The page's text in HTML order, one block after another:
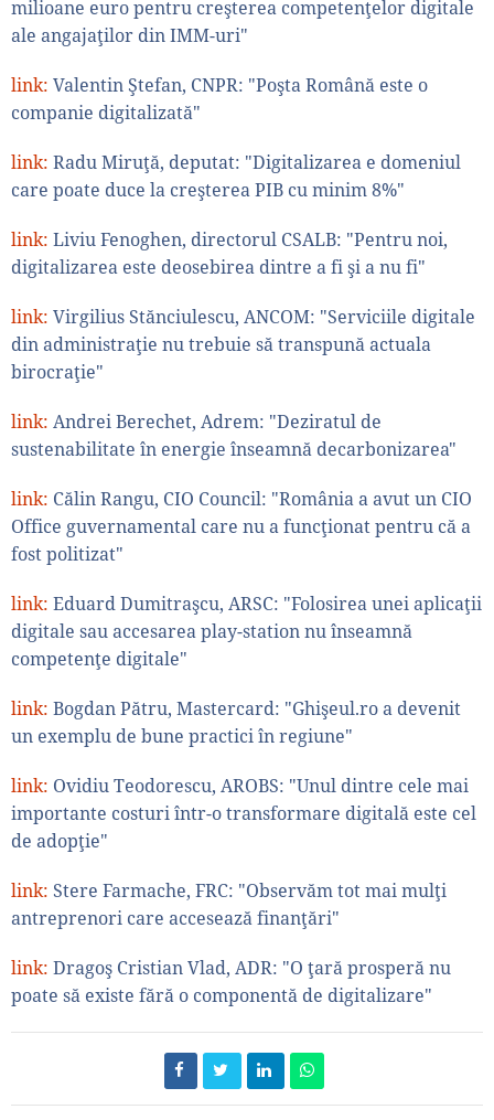
milioane euro pentru creşterea competenţelor digitale
ale angajaţilor din IMM-uri"
link: Valentin Ştefan, CNPR: "Poşta Română este o
companie digitalizată"
link: Radu Miruţă, deputat: "Digitalizarea e domeniul
care poate duce la creşterea PIB cu minim 8%"
link: Liviu Fenoghen, directorul CSALB: "Pentru noi,
digitalizarea este deosebirea dintre a fi şi a nu fi"
link: Virgilius Stănciulescu, ANCOM: "Serviciile digitale
din administraţie nu trebuie să transpună actuala
birocraţie"
link: Andrei Berechet, Adrem: "Deziratul de
sustenabilitate în energie înseamnă decarbonizarea"
link: Călin Rangu, CIO Council: "România a avut un CIO
Office guvernamental care nu a funcţionat pentru că a
fost politizat"
link: Eduard Dumitraşcu, ARSC: "Folosirea unei aplicaţii
digitale sau accesarea play-station nu înseamnă
competenţe digitale"
link: Bogdan Pătru, Mastercard: "Ghişeul.ro a devenit
un exemplu de bune practici în regiune"
link: Ovidiu Teodorescu, AROBS: "Unul dintre cele mai
importante costuri într-o transformare digitală este cel
de adopţie"
link: Stere Farmache, FRC: "Observăm tot mai mulţi
antreprenori care accesează finanţări"
link: Dragoş Cristian Vlad, ADR: "O ţară prosperă nu
poate să existe fără o componentă de digitalizare"